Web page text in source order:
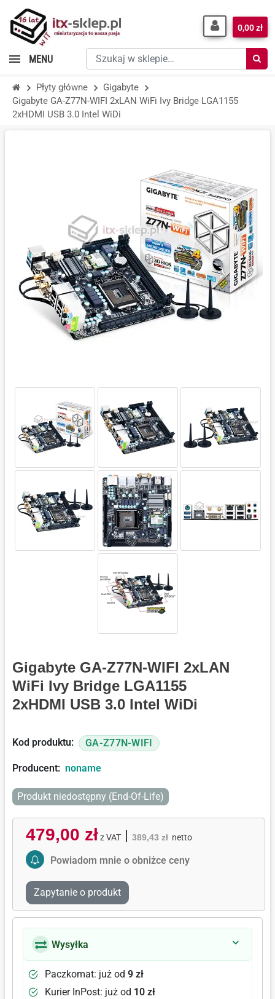
Szukaj
w
sklepie…
0,00 zł
MENU
Płyty główne
Gigabyte
Gigabyte GA-Z77N-WIFI 2xLAN WiFi Ivy Bridge LGA1155
2xHDMI USB 3.0 Intel WiDi
Gigabyte GA-Z77N-WIFI 2xLAN
WiFi Ivy Bridge LGA1155
2xHDMI USB 3.0 Intel WiDi
Kod produktu: GA-Z77N-WIFI
Producent: noname
Produkt niedostępny (End-Of-Life)
479,00 zł z VAT| 389,43 zł netto
Activate Price Alert
Powiadom mnie o obniżce ceny
Zapytanie o produkt
Wysyłka
Paczkomat: już od 9 zł
Kurier InPost: już od 10 zł